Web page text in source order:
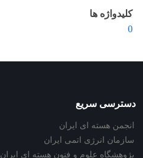
کلیدواژه ها
0
دسترسی سریع
انجمن هسته ای ایران
سازمان انرژی اتمی ایران
پژوهشگاه علوم و فنون هسته ای ایران